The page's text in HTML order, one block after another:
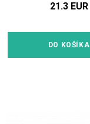
21.3 EUR
DO KOŠÍKA